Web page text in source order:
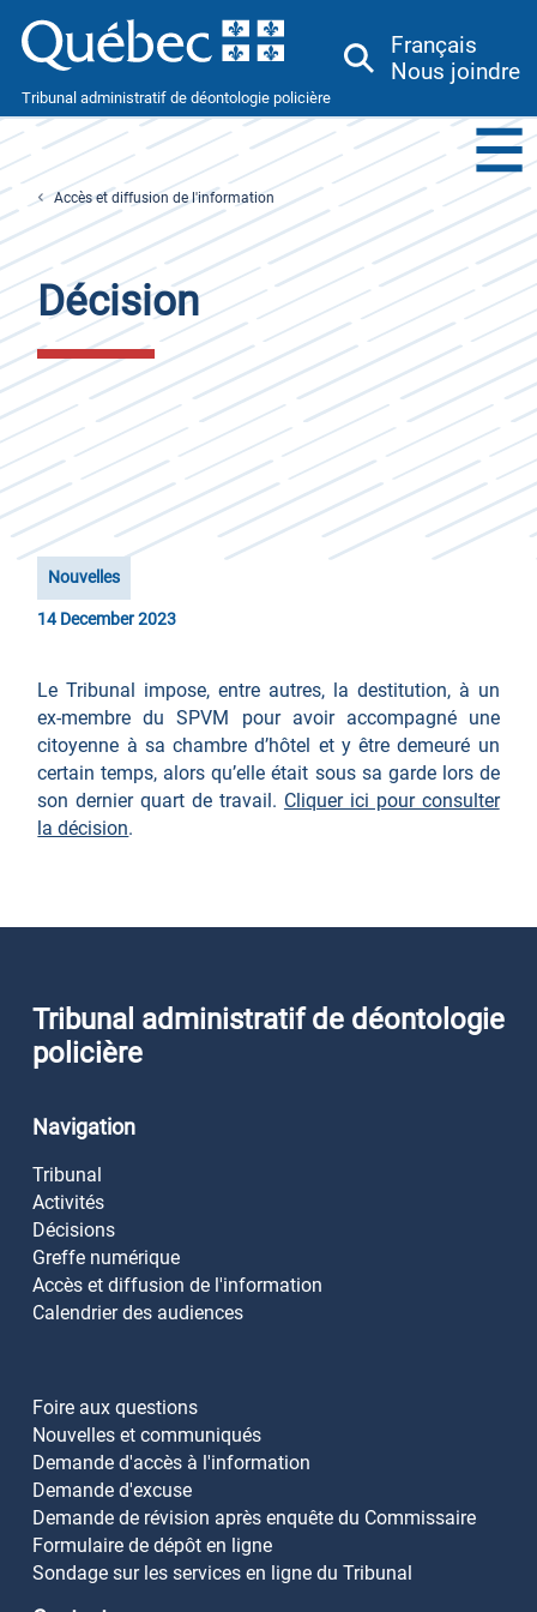
Tribunal administratif de déontologie policière
Français
Nous joindre
Menu
Toggle
Accès et diffusion de l'information
Décision
Nouvelles
14 December 2023
Le Tribunal impose, entre autres, la destitution, à un
ex-membre du SPVM pour avoir accompagné une
citoyenne à sa chambre d’hôtel et y être demeuré un
certain temps, alors qu’elle était sous sa garde lors de
son dernier quart de travail. Cliquer ici pour consulter
la décision.
Tribunal administratif de déontologie
policière
Navigation
Tribunal
Activités
Décisions
Greffe numérique
Accès et diffusion de l'information
Calendrier des audiences
Foire aux questions
Nouvelles et communiqués
Demande d'accès à l'information
Demande d'excuse
Demande de révision après enquête du Commissaire
Formulaire de dépôt en ligne
Sondage sur les services en ligne du Tribunal